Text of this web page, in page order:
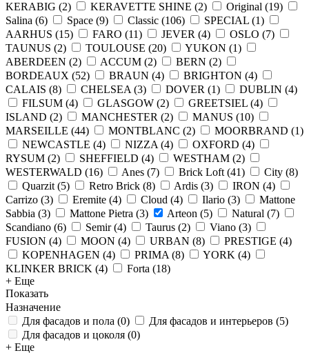
KERABIG (2) KERAVETTE SHINE (2) Original (19)
Salina (6) Space (9) Classic (106) SPECIAL (1)
AARHUS (15) FARO (11) JEVER (4) OSLO (7)
TAUNUS (2) TOULOUSE (20) YUKON (1)
ABERDEEN (2) ACCUM (2) BERN (2)
BORDEAUX (52) BRAUN (4) BRIGHTON (4)
CALAIS (8) CHELSEA (3) DOVER (1) DUBLIN (4)
FILSUM (4) GLASGOW (2) GREETSIEL (4)
ISLAND (2) MANCHESTER (2) MANUS (10)
MARSEILLE (44) MONTBLANC (2) MOORBRAND (1)
NEWCASTLE (4) NIZZA (4) OXFORD (4)
RYSUM (2) SHEFFIELD (4) WESTHAM (2)
WESTERWALD (16) Anes (7) Brick Loft (41) City (8)
Quarzit (5) Retro Brick (8) Ardis (3) IRON (4)
Carrizo (3) Eremite (4) Cloud (4) Ilario (3)
Mattone
Sabbia (3) Mattone Pietra (3) Arteon (5) Natural (7)
Scandiano (6) Semir(4) Taurus (2) Viano (3)
FUSION (4) MOON (4) URBAN (8) PRESTIGE (4)
KOPENHAGEN (4) PRIMA (8) YORK (4)
KLINKER BRICK (4) Forta (18)
+ Еще
Показать
Назначение
Для фасадов и пола (0) Для фасадов и интерьеров (5)
Для фасадов и цоколя (0)
+ Еще